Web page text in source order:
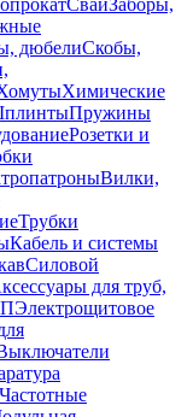
СваиЗаборы,
дюбелиСкобы,
Химические
Пружины
Розетки и
Вилки,
Трубки
Кабель и системы
Силовой
для труб,
Электрощитовое
Частотные